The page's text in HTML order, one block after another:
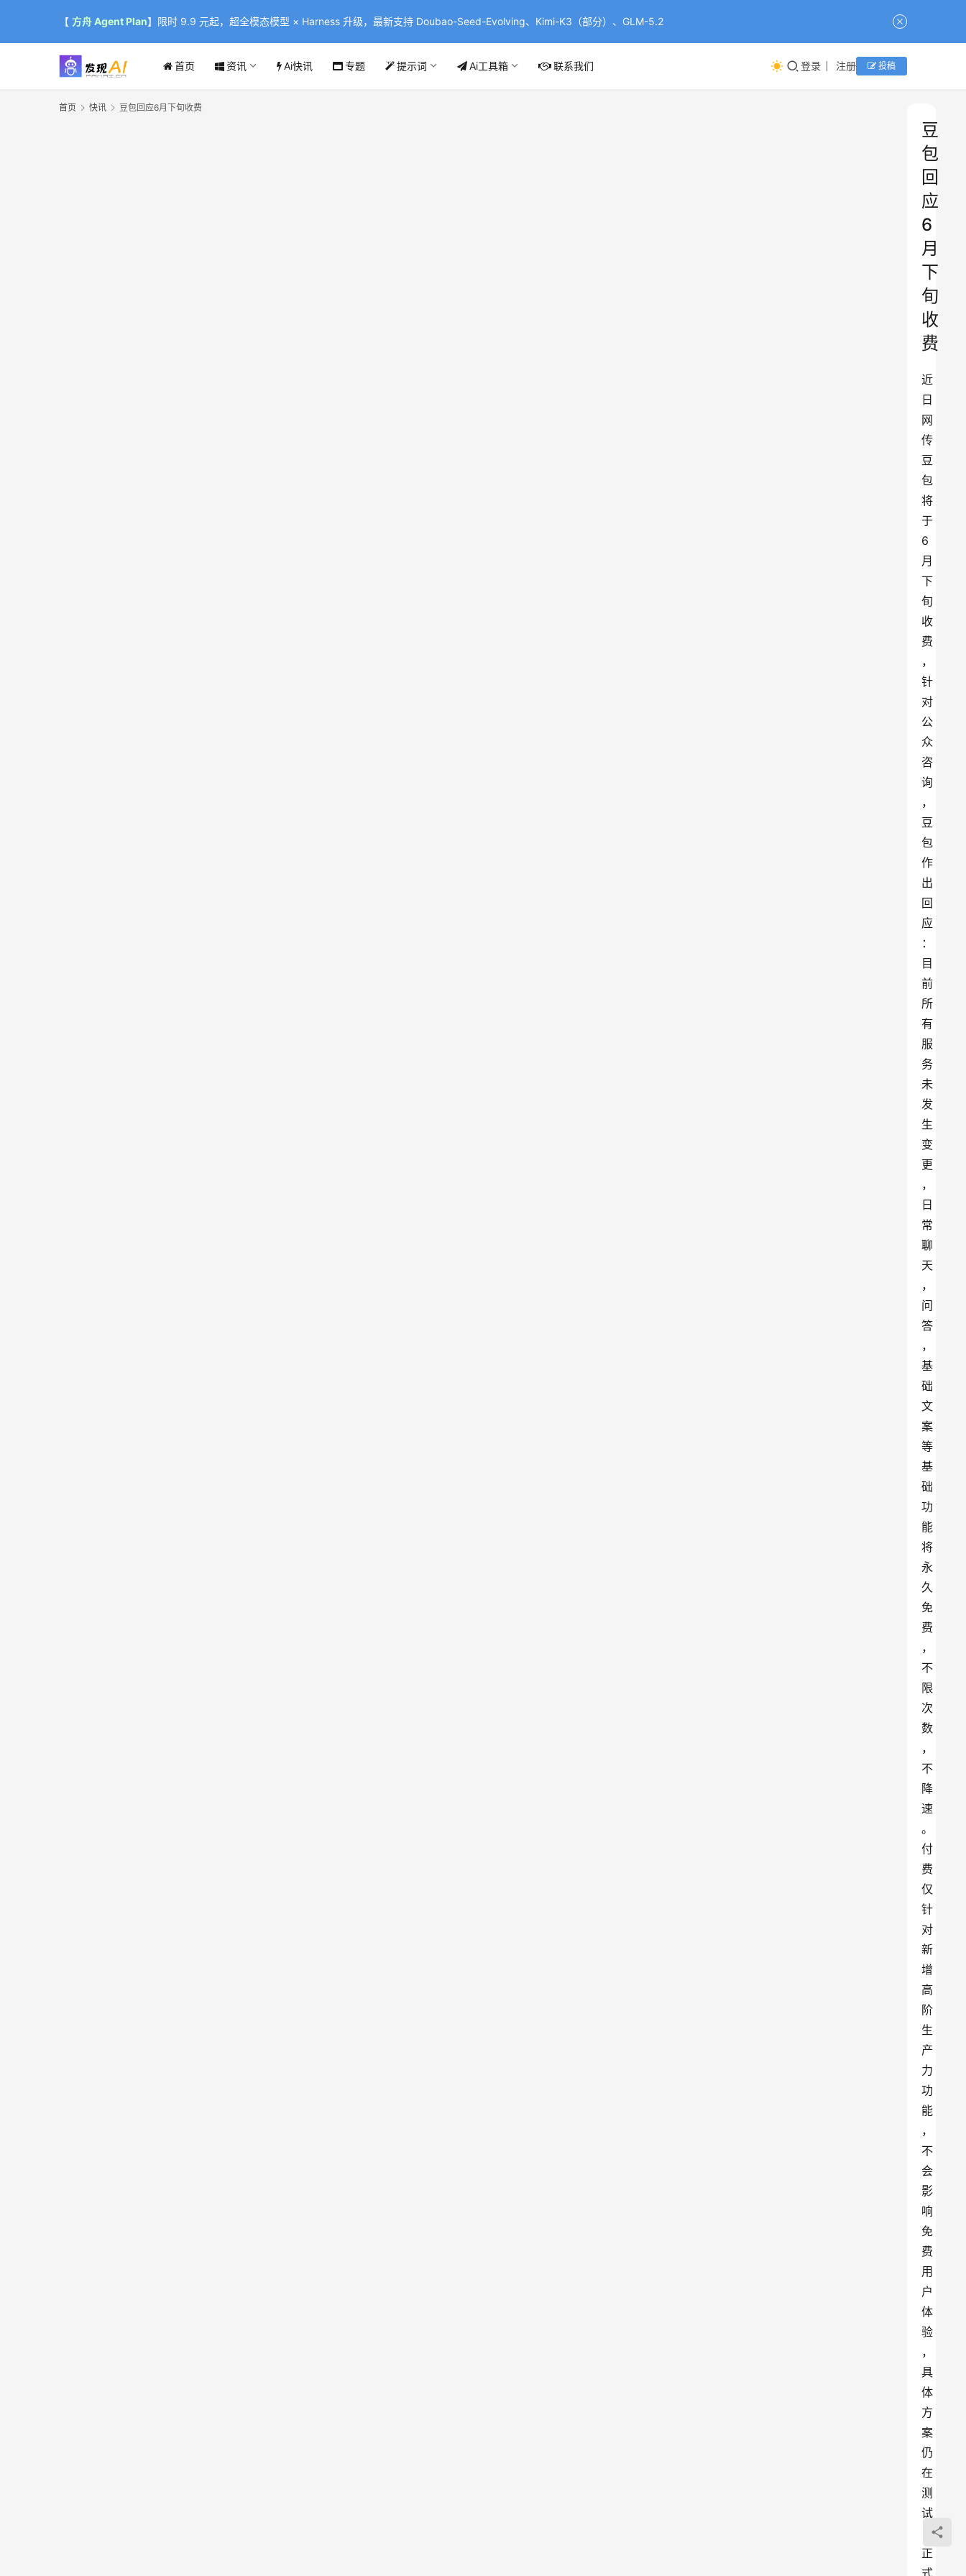
【 方舟 Agent Plan】限时 9.9 元起，超全模态模型 × Harness 升级，最新支持 Doubao-Seed-Evolving、Kimi-K3（部分）、GLM-5.2
首页 资讯 Ai快讯 专题 提示词 Ai工具箱 联系我们 登录 注册 投稿
首页 快讯 豆包回应6月下旬收费
豆
包
回
应
6
月
下
旬
收
费
近
日
网
传
豆
包
将
于
6
月
下
旬
收
费
，
针
对
公
众
咨
询
，
豆
包
作
出
回
应
：
目
前
所
有
服
务
未
发
生
变
更
，
日
常
聊
天
，
问
答
，
基
础
文
案
等
基
础
功
能
将
永
久
免
费
，
不
限
次
数
，
不
降
速
。
付
费
仅
针
对
新
增
高
阶
生
产
力
功
能
，
不
会
影
响
免
费
用
户
体
验
，
具
体
方
案
仍
在
测
试
，
正
式